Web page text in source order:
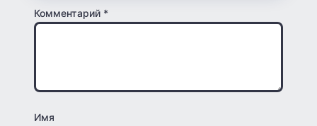
Комментарий *
Имя